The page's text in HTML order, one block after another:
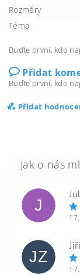
Rozměry
Téma
Buďte první, kdo
Přidat
Buďte první, kdo
Přidat
J
JZ